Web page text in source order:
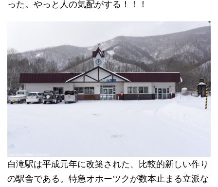
った。やっと人の気配がする！！！
白滝駅は平成元年に改築された、比較的新しい作り
の駅舎である。特急オホーツクが数本止まる立派な